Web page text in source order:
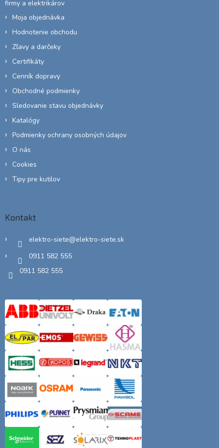
firmy a elektrikárov
Moja objednávka
Hodnotenie obchodu
Zľavy a darčeky
Certifikáty
Cenník dopravy
Obchodné podmienky
Sledovanie stavu objednávky
Katalógy
Podmienky ochrany osobných údajov
O nás
Cookies
Tipy pre kutilov
Kontakt
elektro-siete@elektro-siete.sk
0911 582 555
0911 582 555